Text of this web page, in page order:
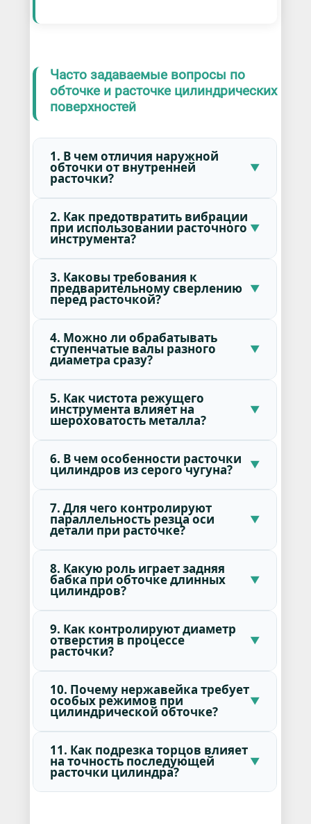
Часто задаваемые вопросы по
обточке и расточке цилиндрических
поверхностей
1. В чем отличия наружной
обточки от внутренней
расточки?
2. Как предотвратить вибрации
при использовании расточного
инструмента?
3. Каковы требования к
предварительному сверлению
перед расточкой?
4. Можно ли обрабатывать
ступенчатые валы разного
диаметра сразу?
5. Как чистота режущего
инструмента влияет на
шероховатость металла?
6. В чем особенности расточки
цилиндров из серого чугуна?
7. Для чего контролируют
параллельность резца оси
детали при расточке?
8. Какую роль играет задняя
бабка при обточке длинных
цилиндров?
9. Как контролируют диаметр
отверстия в процессе
расточки?
10. Почему нержавейка требует
особых режимов при
цилиндрической обточке?
11. Как подрезка торцов влияет
на точность последующей
расточки цилиндра?